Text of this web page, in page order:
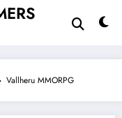
Vallheru MMORPG